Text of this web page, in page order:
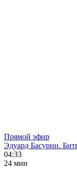
Прямой эфир
Эдуард Басурин.
04:33
24 мин